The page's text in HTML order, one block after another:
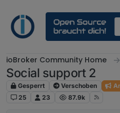
ioBroker Community Home
Social support 2
Gesperrt Verschoben
25
23 87.9k